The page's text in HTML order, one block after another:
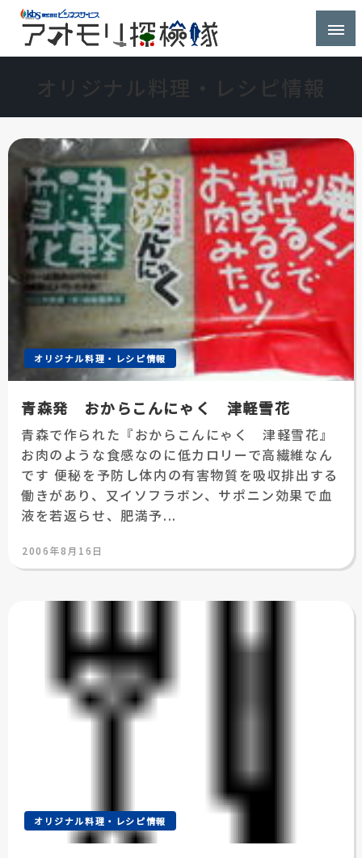
アオモリ探検隊
株式会社ビジネスサービス社員が青森県を探検するブ
オリジナル料理・レシピ情報
オリジナル料理・レシピ情報
青森発 おからこんにゃく 津軽雪花
青森で作られた『おからこんにゃく 津軽雪花』
お肉のような食感なのに低カロリーで高繊維なん
です 便秘を予防し体内の有害物質を吸収排出する
働きがあり、又イソフラボン、サポニン効果で血
液を若返らせ、肥満予...
投
日:
2006年8月16日
オリジナル料理・レシピ情報